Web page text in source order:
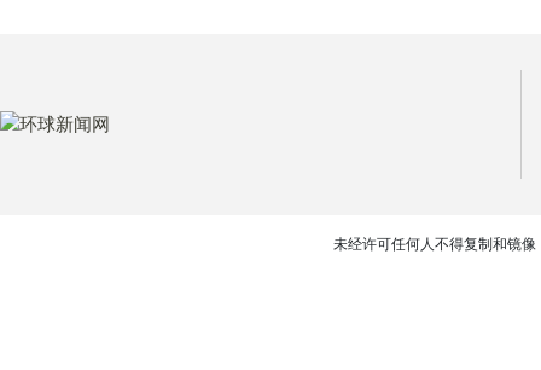
未经许可任何人不得复制和镜